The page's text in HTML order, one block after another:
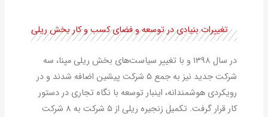
تغییرات بنیادی در توسعه و فضای کسب و کار بخش ریلی
در سال ۱۳۹۸ و با تغییر سیاست‌های بخش ریلی مپنا، سه
شرکت جدید نیز به جمع ۵ شرکت پیشین اضافه شدند و در
رویکردی هوشمندانه، اینبار توسعه با نگاه تجاری در دستور
کار قرار گرفت. تکمیل زنجیره ریلی از ۵ شرکت به ۸ شرکت